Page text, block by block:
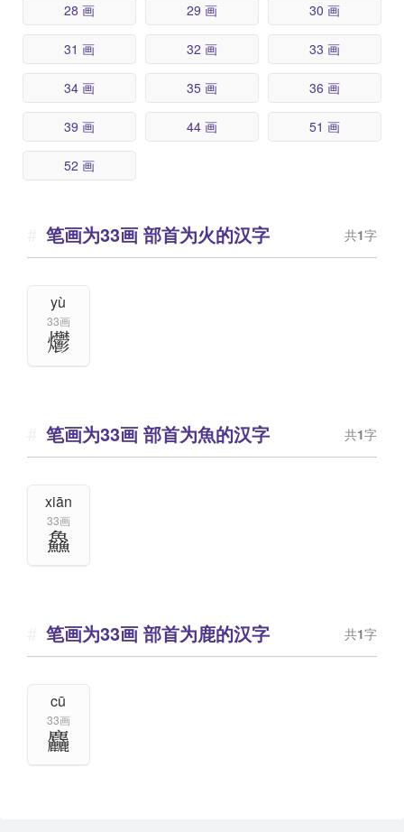
28 画 29 画 30 画
31 画 32 画 33 画
34 画 35 画 36 画
39 画 44 画 51 画
52 画
笔画为33画 部首为火的汉字 共1字
yù
33画
爩
笔画为33画 部首为魚的汉字 共1字
xiān
33画
鱻
笔画为33画 部首为鹿的汉字 共1字
cū
33画
麤